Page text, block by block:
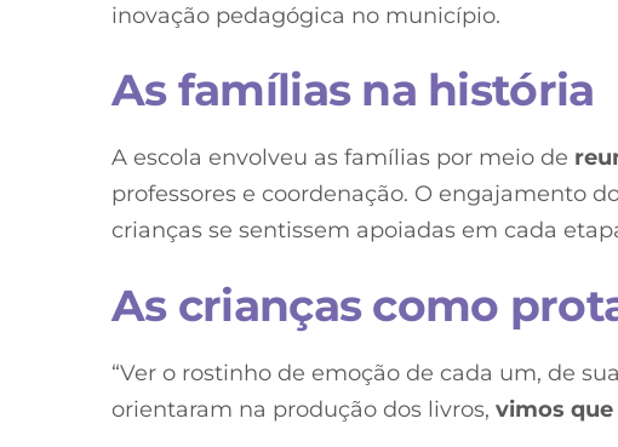
inovação pedagógica no município.
As famílias na história
A escola envolveu as famílias por meio de
professores e coordenação. O engajamento
crianças se sentissem apoiadas em cada
As crianças como
“Ver o rostinho de emoção de cada um, de
orientaram na produção dos livros, vimos